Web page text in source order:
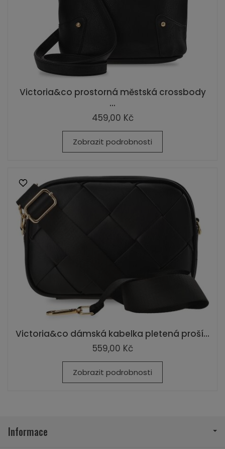
Victoria&co prostorná městská crossbody
...
459,00 Kč
Zobrazit podrobnosti
Victoria&co dámská kabelka pletená proší...
559,00 Kč
Zobrazit podrobnosti
Informace